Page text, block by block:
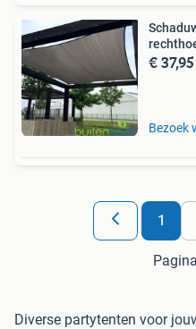
€ 37,95
Bezoek
1
Diverse partytenten voor